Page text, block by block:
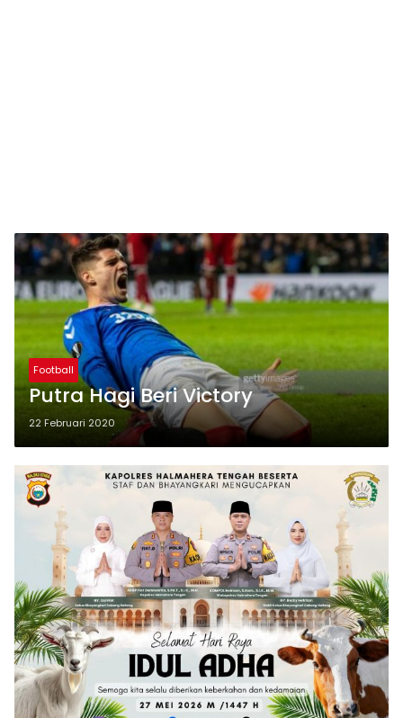
Football
Putra Hagi Beri Victory
22 Februari 2020